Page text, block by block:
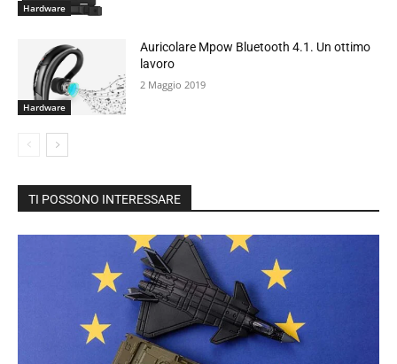
Hardware
Hardware
Auricolare Mpow Bluetooth 4.1. Un ottimo
lavoro
2 Maggio 2019
TI POSSONO INTERESSARE